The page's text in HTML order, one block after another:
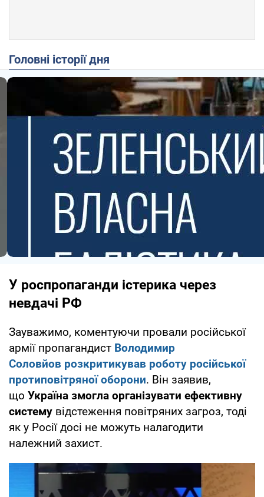
Головні історії дня
У роспропаганди істерика через
невдачі РФ
Зауважимо, коментуючи провали російської
армії пропагандист Володимир
Соловйов розкритикував роботу російської
протиповітряної оборони. Він заявив,
що Україна змогла організувати ефективну
систему відстеження повітряних загроз, тоді
як у Росії досі не можуть налагодити
належний захист.